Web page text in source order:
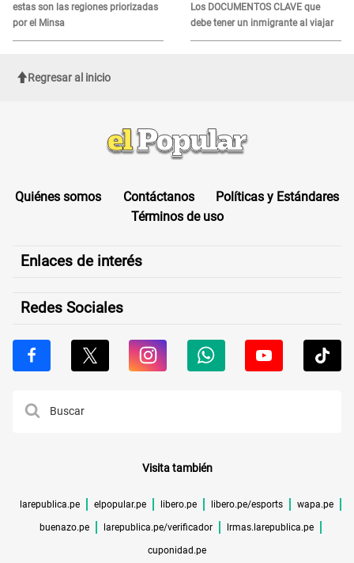
estas son las regiones priorizadas
por el Minsa
Los DOCUMENTOS CLAVE que
debe tener un inmigrante al viajar
Regresar al inicio
Quiénes somos Contáctanos
Políticas y Estándares
Términos de uso
Enlaces de interés
Redes Sociales
Visita también
larepublica.pe elpopular.pe libero.pe libero.pe/esports wapa.pe
buenazo.pe larepublica.pe/verificador lrmas.larepublica.pe
cuponidad.pe